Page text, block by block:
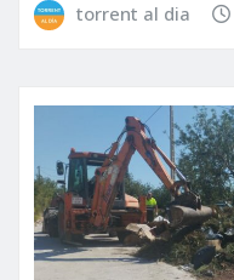
torrent al dia